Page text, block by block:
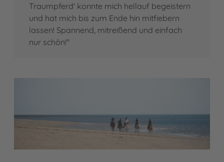
Traumpferd' konnte mich hellauf begeistern
und hat mich bis zum Ende hin mitfiebern
lassen! Spannend, mitreißend und einfach
nur schön!"